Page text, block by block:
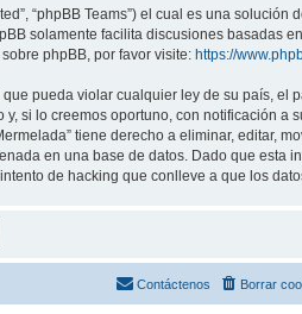
“phpBB Teams”) el cual es una solución
solamente facilita discusiones basadas
phpBB, por favor visite: https://
pueda violar cualquier ley de su país, el
si lo creemos oportuno, con notificación a
tiene derecho a eliminar, editar,
en una base de datos. Dado que esta
de hacking que conlleve a que los
Borrar
Contáctenos